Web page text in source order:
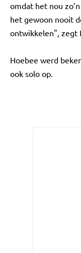
omdat het nou
het gewoon nooit
ontwikkelen", zegt
Hoebee werd
ook solo op.